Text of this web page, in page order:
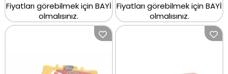
Fiyatları görebilmek için BAYİ
olmalısınız.
Fiyatları görebilmek için BAYİ
olmalısınız.